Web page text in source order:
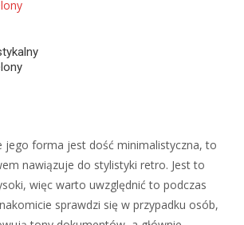
jego forma jest dość minimalistyczna, to
nawiązuje do stylistyki retro. Jest to
więc warto uwzględnić to podczas
sprawdzi się w przypadku osób,